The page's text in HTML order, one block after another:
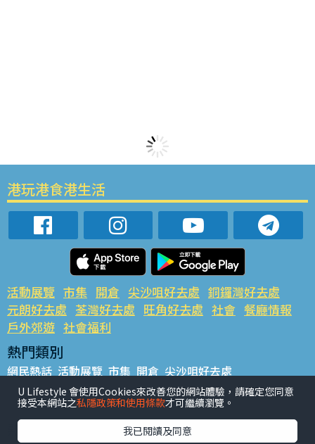
港玩港食港生活
活動展覽 市集 開倉 尖沙咀好去處 銅鑼灣好去處
元朗好去處 荃灣好去處 旺角好去處 社會 餐廳情報
戶外郊遊 社會福利
熱門類別
網民熱話 活動展覽 市集 開倉 尖沙咀好去處
銅鑼灣好去處 元朗好去處 荃灣好去處 旺角好去處 社會
餐廳情報 戶外郊遊
熱門標籤
U Lifestyle 會使用Cookies來改善您的網站體驗，請確定您同意
接受本網站之私隱政策和使用條款才可繼續瀏覽。
我已閱讀及同意